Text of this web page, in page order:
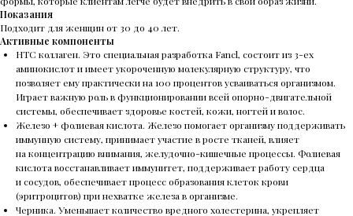
Показания
Подходит для женщин от 30 до 40 лет.
Активные компоненты
НТС коллаген. Это специальная разработка Fancl, состоит из 3-ех
аминокислот и имеет укороченную молекулярную структуру, что
позволяет ему практически на 100 процентов усваиваться организмом.
Играет важную роль в функционировании всей опорно-двигательной
системы, обеспечивает здоровье костей, кожи, ногтей и волос.
Железо + фолиевая кислота. Железо помогает организму поддерживать
иммунную систему, принимает участие в росте тканей, влияет
на концентрацию внимания, желудочно-кишечные процессы. Фолиевая
кислота восстанавливает иммунитет, поддерживает работу сердца
и сосудов, обеспечивает процесс образования клеток крови
(эритроцитов) при нехватке железа в организме.
Черника. Уменьшает количество вредного холестерина, укрепляет